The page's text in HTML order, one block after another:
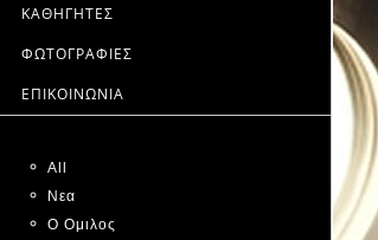
ΚΑΘΗΓΗΤΕΣ
ΦΩΤΟΓΡΑΦΙΕΣ
ΕΠΙΚΟΙΝΩΝΙΑ
All
Νεα
Ο Ομιλος